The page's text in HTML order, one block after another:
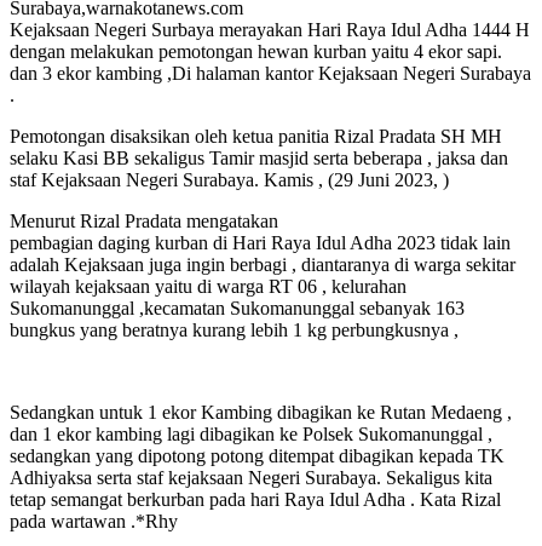
Surabaya,warnakotanews.com
Kejaksaan Negeri Surbaya merayakan Hari Raya Idul Adha 1444 H
dengan melakukan pemotongan hewan kurban yaitu 4 ekor sapi.
dan 3 ekor kambing ,Di halaman kantor Kejaksaan Negeri Surabaya
.
Pemotongan disaksikan oleh ketua panitia Rizal Pradata SH MH
selaku Kasi BB sekaligus Tamir masjid serta beberapa , jaksa dan
staf Kejaksaan Negeri Surabaya. Kamis , (29 Juni 2023, )
Menurut Rizal Pradata mengatakan
pembagian daging kurban di Hari Raya Idul Adha 2023 tidak lain
adalah Kejaksaan juga ingin berbagi , diantaranya di warga sekitar
wilayah kejaksaan yaitu di warga RT 06 , kelurahan
Sukomanunggal ,kecamatan Sukomanunggal sebanyak 163
bungkus yang beratnya kurang lebih 1 kg perbungkusnya ,
Sedangkan untuk 1 ekor Kambing dibagikan ke Rutan Medaeng ,
dan 1 ekor kambing lagi dibagikan ke Polsek Sukomanunggal ,
sedangkan yang dipotong potong ditempat dibagikan kepada TK
Adhiyaksa serta staf kejaksaan Negeri Surabaya. Sekaligus kita
tetap semangat berkurban pada hari Raya Idul Adha . Kata Rizal
pada wartawan .*Rhy